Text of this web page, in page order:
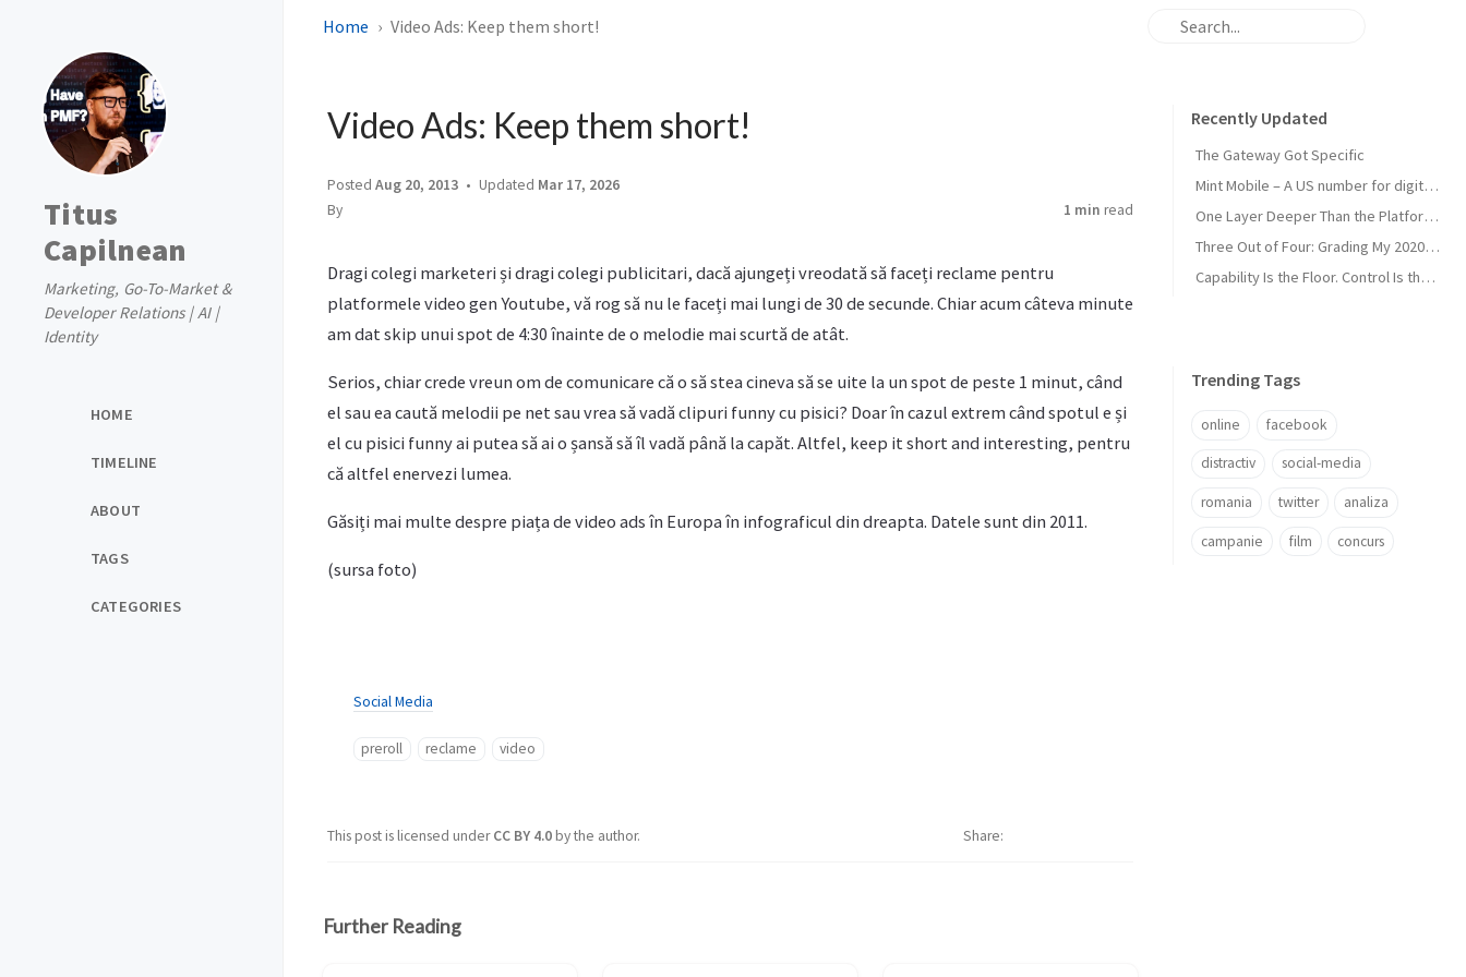
Titus
Capilnean
Marketing, Go-To-Market &
Developer Relations | AI |
Identity
HOME
TIMELINE
ABOUT
TAGS
CATEGORIES
Home Video Ads: Keep them short!
Video Ads: Keep them short!
Posted Aug 20, 2013 Updated Mar 17, 2026
By
1 min read
Dragi colegi marketeri și dragi colegi publicitari, dacă ajungeți vreodată să faceți reclame pentru
platformele video gen Youtube, vă rog să nu le faceți mai lungi de 30 de secunde. Chiar acum câteva minute
am dat skip unui spot de 4:30 înainte de o melodie mai scurtă de atât.
Serios, chiar crede vreun om de comunicare că o să stea cineva să se uite la un spot de peste 1 minut, când
el sau ea caută melodii pe net sau vrea să vadă clipuri funny cu pisici? Doar în cazul extrem când spotul e și
el cu pisici funny ai putea să ai o șansă să îl vadă până la capăt. Altfel, keep it short and interesting, pentru
că altfel enervezi lumea.
Găsiți mai multe despre piața de video ads în Europa în infograficul din dreapta. Datele sunt din 2011.
(sursa foto)
Social Media
preroll reclame video
This post is licensed underCC BY 4.0by the author. Share
Recently Updated
The Gateway Got Specific
Mint Mobile – A US number for digital nomads
One Layer Deeper Than the Platform Can Swallow
Three Out of Four: Grading My 2020 Unicorn Calls
Capability Is the Floor. Control Is the Moat.
Trending Tags
online facebook
distractiv social-media
romania twitter analiza
campanie film concurs
Further Reading